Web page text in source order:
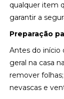
qualquer item
garantir a
Preparação
Antes do início
geral na casa
remover
nevascas e